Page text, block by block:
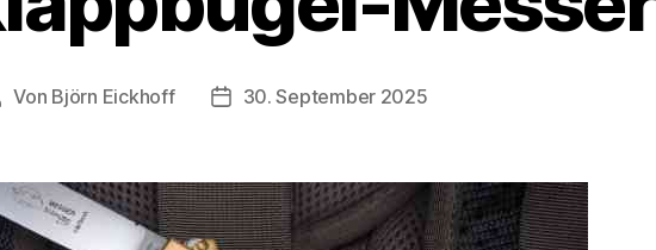
Von Björn Eickhoff Veröffentlichungsdatum
30. September 2025